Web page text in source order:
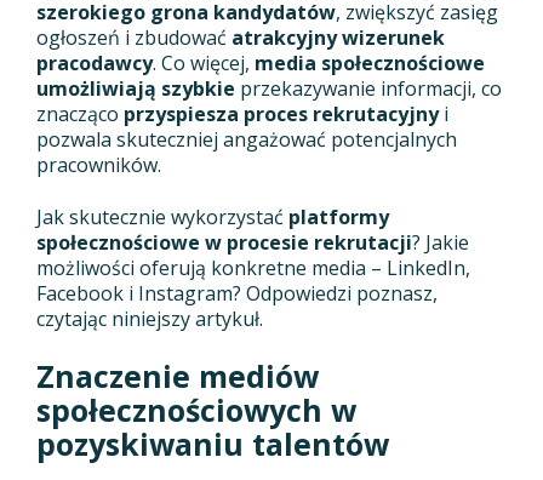
szerokiego grona kandydatów, zwiększyć zasięg
ogłoszeń i zbudować atrakcyjny wizerunek
pracodawcy. Co więcej, media społecznościowe
umożliwiają szybkie przekazywanie informacji, co
znacząco przyspiesza proces rekrutacyjnyi
pozwala skuteczniej angażować potencjalnych
pracowników.
Jak skutecznie wykorzystać platformy
społecznościowe w procesie rekrutacji? Jakie
możliwości oferują konkretne media – LinkedIn,
Facebook i Instagram? Odpowiedzi poznasz,
czytając niniejszy artykuł.
Znaczenie mediów
społecznościowych w
pozyskiwaniu talentów